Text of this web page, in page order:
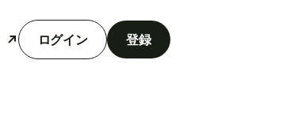
ログイン 登録